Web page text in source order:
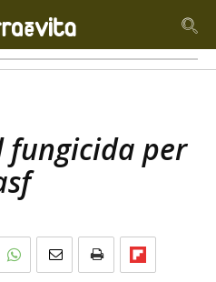
fungicida per